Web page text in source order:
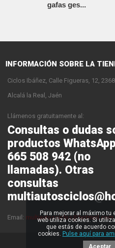
gafas ges...
INFORMACIÓN SOBRE LA
Ciclos Ibáñez, Calle Figueras, 12,
Alcalá la Real, Jaén
Llámenos gratuitamente al:
Consultas o dudas
productos
665 508 942 (no
llamadas). Otras
consultas
Email: multiautosciclos@hotmail.com
Para mejorar al máximo tu
web utiliza cookies. Si
que estás de acuerdo
cookies. Pulse aquí para
Aceptar